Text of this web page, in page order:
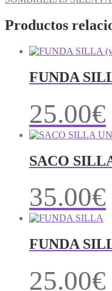
Productos
FUNDA
25.00€
SACO
35.00€
FUNDA
25.00€